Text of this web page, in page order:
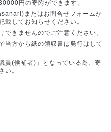
円の寄附ができます。
またはお問合せフォームか
載してお知らせください。
できませんのでご注意ください。
当方から紙の領収書は発行はして
員(候補者)」となっている為、寄
い。